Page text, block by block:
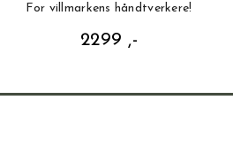
For villmarkens håndtverkere!
2299 ,-